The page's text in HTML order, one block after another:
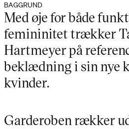
BAGGRUND
Med øje for både
femininitet trækker
Hartmeyer på
beklædning i sin nye
kvinder.
Garderoben rækker